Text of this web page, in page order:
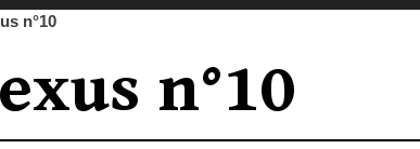
n°10
n°10